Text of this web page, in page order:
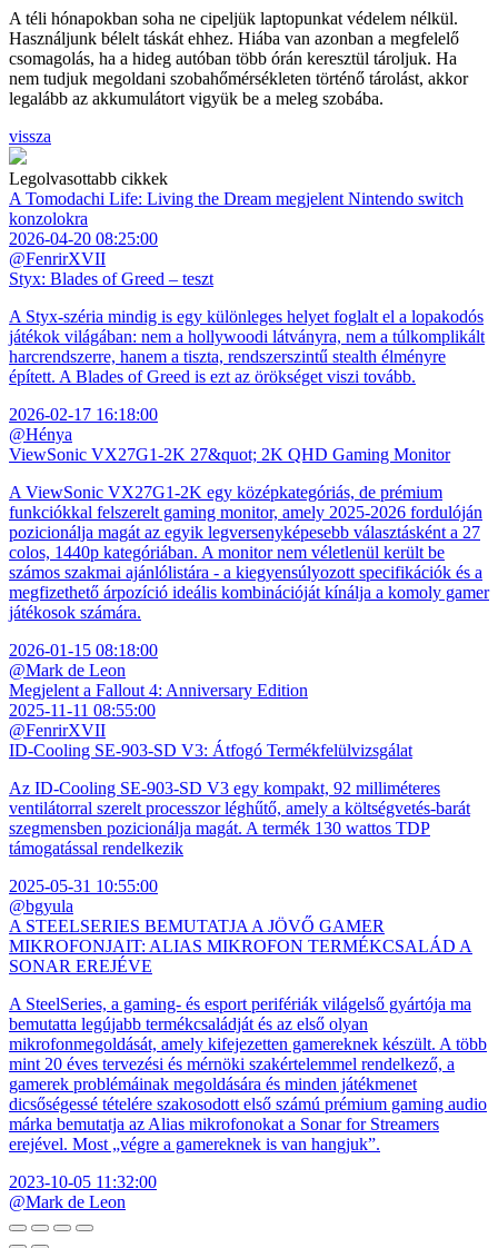
A téli hónapokban soha ne cipeljük laptopunkat védelem nélkül.
Használjunk bélelt táskát ehhez. Hiába van azonban a megfelelő
csomagolás, ha a hideg autóban több órán keresztül tároljuk. Ha
nem tudjuk megoldani szobahőmérsékleten történő tárolást, akkor
legalább az akkumulátort vigyük be a meleg szobába.
vissza
Legolvasottabb cikkek
A Tomodachi Life: Living the Dream megjelent Nintendo switch
konzolokra
2026-04-20 08:25:00
@FenrirXVII
Styx: Blades of Greed – teszt
A Styx-széria mindig is egy különleges helyet foglalt el a lopakodós
játékok világában: nem a hollywoodi látványra, nem a túlkomplikált
harcrendszerre, hanem a tiszta, rendszerszintű stealth élményre
épített. A Blades of Greed is ezt az örökséget viszi tovább.
2026-02-17 16:18:00
@Hénya
ViewSonic VX27G1-2K 27&quot; 2K QHD Gaming Monitor
A ViewSonic VX27G1-2K egy középkategóriás, de prémium
funkciókkal felszerelt gaming monitor, amely 2025-2026 fordulóján
pozicionálja magát az egyik legversenyképesebb választásként a 27
colos, 1440p kategóriában. A monitor nem véletlenül került be
számos szakmai ajánlólistára - a kiegyensúlyozott specifikációk és a
megfizethető árpozíció ideális kombinációját kínálja a komoly gamer
játékosok számára.
2026-01-15 08:18:00
@Mark de Leon
Megjelent a Fallout 4: Anniversary Edition
2025-11-11 08:55:00
@FenrirXVII
ID-Cooling SE-903-SD V3: Átfogó Termékfelülvizsgálat
Az ID-Cooling SE-903-SD V3 egy kompakt, 92 milliméteres
ventilátorral szerelt processzor léghűtő, amely a költségvetés-barát
szegmensben pozicionálja magát. A termék 130 wattos TDP
támogatással rendelkezik
2025-05-31 10:55:00
@bgyula
A STEELSERIES BEMUTATJA A JÖVŐ GAMER
MIKROFONJAIT: ALIAS MIKROFON TERMÉKCSALÁD A
SONAR EREJÉVE
A SteelSeries, a gaming- és esport perifériák világelső gyártója ma
bemutatta legújabb termékcsaládját és az első olyan
mikrofonmegoldását, amely kifejezetten gamereknek készült. A több
mint 20 éves tervezési és mérnöki szakértelemmel rendelkező, a
gamerek problémáinak megoldására és minden játékmenet
dicsőségessé tételére szakosodott első számú prémium gaming audio
márka bemutatja az Alias mikrofonokat a Sonar for Streamers
erejével. Most „végre a gamereknek is van hangjuk”.
2023-10-05 11:32:00
@Mark de Leon